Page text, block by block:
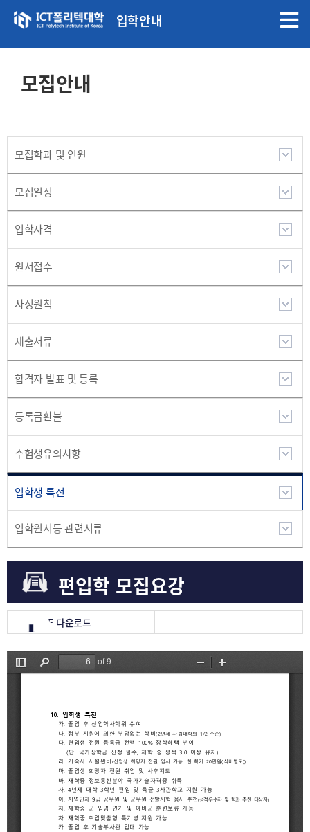
입학안내
모집안내
모집학과 및 인원
모집일정
입학자격
원서접수
사정원칙
제출서류
합격자 발표 및 등록
등록금환불
수험생유의사항
입학생 특전
입학원서등 관련서류
편입학 모집요강
PDF 다운로드